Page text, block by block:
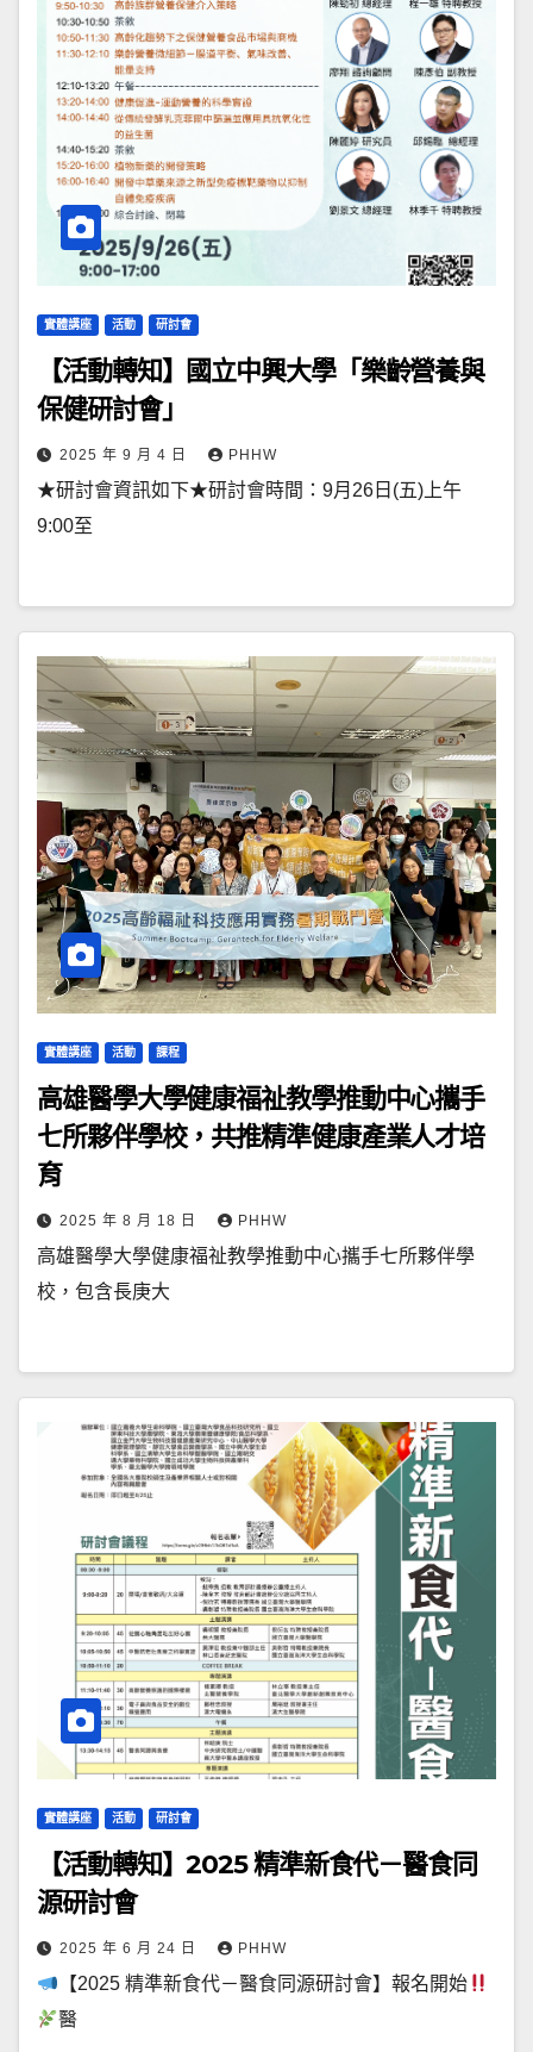
實體講座 活動 研討會
【活動轉知】國立中興大學「樂齡營養與
保健研討會」
2025 年 9 月 4 日 PHHW
★研討會資訊如下★研討會時間：9月26日(五)上午
9:00至
實體講座 活動 課程
高雄醫學大學健康福祉教學推動中心攜手
七所夥伴學校，共推精準健康產業人才培
育
2025 年 8 月 18 日 PHHW
高雄醫學大學健康福祉教學推動中心攜手七所夥伴學
校，包含長庚大
實體講座 活動 研討會
【活動轉知】2025 精準新食代－醫食同
源研討會
2025 年 6 月 24 日 PHHW
【2025 精準新食代－醫食同源研討會】報名開始
醫